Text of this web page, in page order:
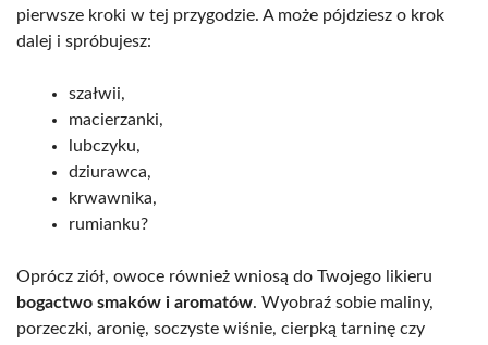
pierwsze kroki w tej przygodzie. A może pójdziesz o krok
dalej i spróbujesz:
szałwii,
macierzanki,
lubczyku,
dziurawca,
krwawnika,
rumianku?
Oprócz ziół, owoce również wniosą do Twojego likieru
bogactwo smaków i aromatów. Wyobraź sobie maliny,
porzeczki, aronię, soczyste wiśnie, cierpką tarninę czy